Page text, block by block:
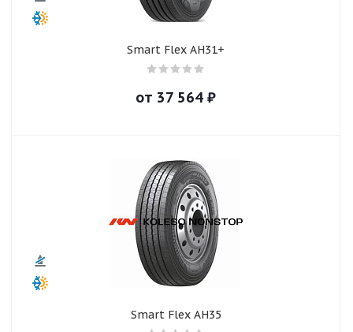
Smart Flex AH31+
от 37 564 ₽
Smart Flex AH35